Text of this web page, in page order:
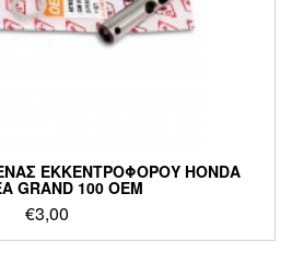
ΕΚΚΕΝΤΡΟΦΟΡΟΥ HONDA
GRAND 100 ΟΕΜ
€3,00